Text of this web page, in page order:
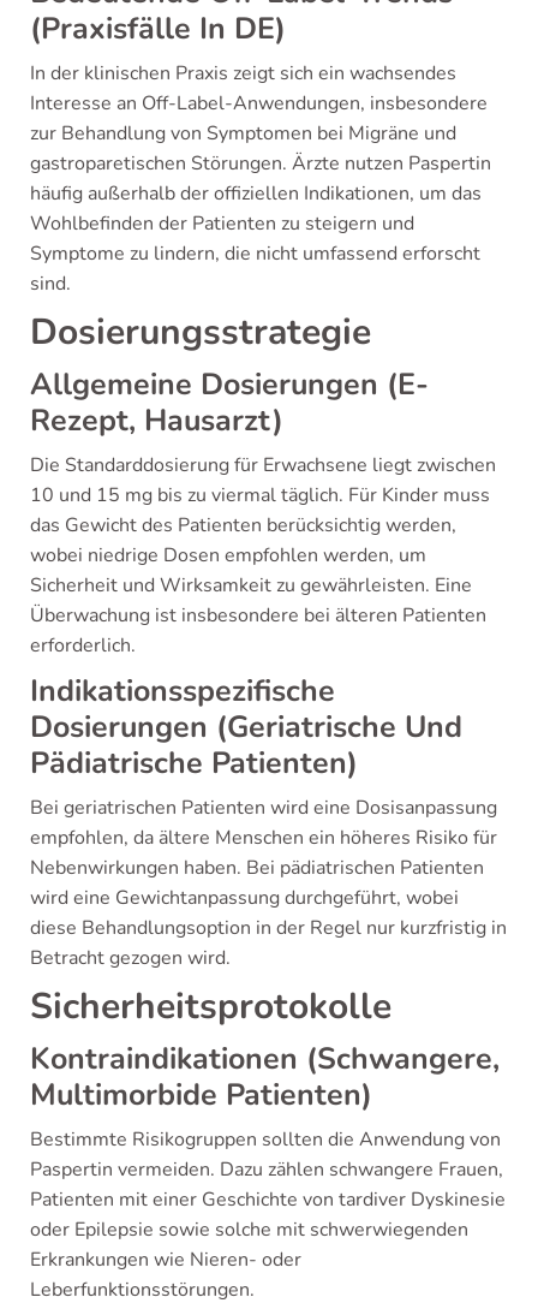
(Praxisfälle In DE)
In der klinischen Praxis zeigt sich ein wachsendes
Interesse an Off-Label-Anwendungen, insbesondere
zur Behandlung von Symptomen bei Migräne und
gastroparetischen Störungen. Ärzte nutzen Paspertin
häufig außerhalb der offiziellen Indikationen, um das
Wohlbefinden der Patienten zu steigern und
Symptome zu lindern, die nicht umfassend erforscht
sind.
Dosierungsstrategie
Allgemeine Dosierungen (E-
Rezept, Hausarzt)
Die Standarddosierung für Erwachsene liegt zwischen
10 und 15 mg bis zu viermal täglich. Für Kinder muss
das Gewicht des Patienten berücksichtig werden,
wobei niedrige Dosen empfohlen werden, um
Sicherheit und Wirksamkeit zu gewährleisten. Eine
Überwachung ist insbesondere bei älteren Patienten
erforderlich.
Indikationsspezifische
Dosierungen (Geriatrische Und
Pädiatrische Patienten)
Bei geriatrischen Patienten wird eine Dosisanpassung
empfohlen, da ältere Menschen ein höheres Risiko für
Nebenwirkungen haben. Bei pädiatrischen Patienten
wird eine Gewichtanpassung durchgeführt, wobei
diese Behandlungsoption in der Regel nur kurzfristig in
Betracht gezogen wird.
Sicherheitsprotokolle
Kontraindikationen (Schwangere,
Multimorbide Patienten)
Bestimmte Risikogruppen sollten die Anwendung von
Paspertin vermeiden. Dazu zählen schwangere Frauen,
Patienten mit einer Geschichte von tardiver Dyskinesie
oder Epilepsie sowie solche mit schwerwiegenden
Erkrankungen wie Nieren- oder
Leberfunktionsstörungen.